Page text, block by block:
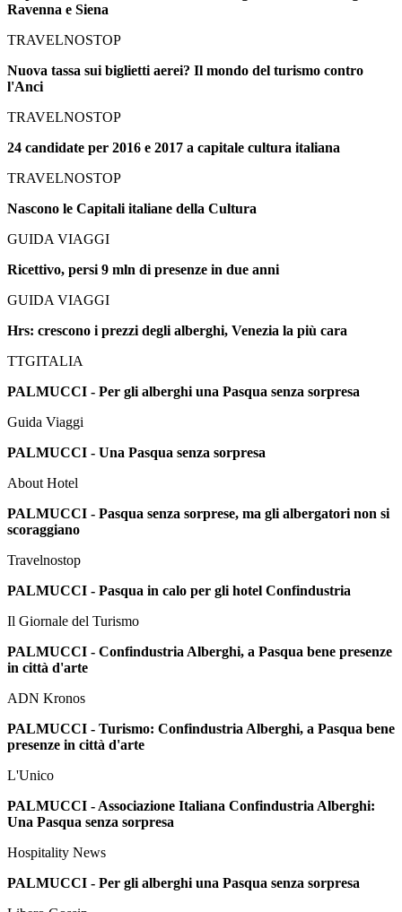
Ravenna e Siena
TRAVELNOSTOP
Nuova tassa sui biglietti aerei? Il mondo del turismo contro
l'Anci
TRAVELNOSTOP
24 candidate per 2016 e 2017 a capitale cultura italiana
TRAVELNOSTOP
Nascono le Capitali italiane della Cultura
GUIDA VIAGGI
Ricettivo, persi 9 mln di presenze in due anni
GUIDA VIAGGI
Hrs: crescono i prezzi degli alberghi, Venezia la più cara
TTGITALIA
PALMUCCI - Per gli alberghi una Pasqua senza sorpresa
Guida Viaggi
PALMUCCI - Una Pasqua senza sorpresa
About Hotel
PALMUCCI - Pasqua senza sorprese, ma gli albergatori non si
scoraggiano
Travelnostop
PALMUCCI - Pasqua in calo per gli hotel Confindustria
Il Giornale del Turismo
PALMUCCI - Confindustria Alberghi, a Pasqua bene presenze
in città d'arte
ADN Kronos
PALMUCCI - Turismo: Confindustria Alberghi, a Pasqua bene
presenze in città d'arte
L'Unico
PALMUCCI - Associazione Italiana Confindustria Alberghi:
Una Pasqua senza sorpresa
Hospitality News
PALMUCCI - Per gli alberghi una Pasqua senza sorpresa